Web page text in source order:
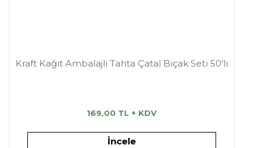
Kraft Kağıt Ambalajlı Tahta Çatal Bıçak Seti 50'li
169,00 TL + KDV
İncele